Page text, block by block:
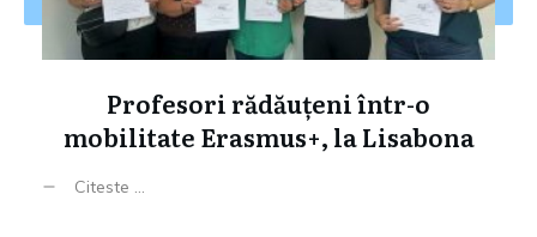
Profesori rădăuțeni într-o
mobilitate Erasmus+, la Lisabona
Citeste ...